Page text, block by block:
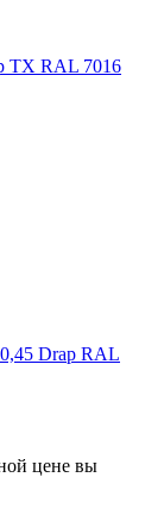
TX RAL 7016
Drap RAL
цене вы